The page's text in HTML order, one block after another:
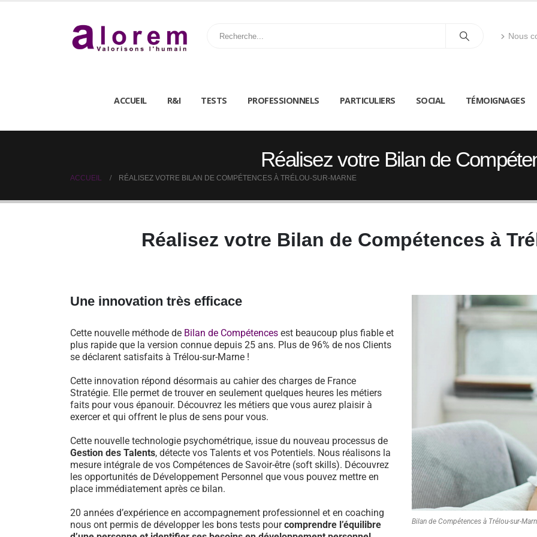
Nous
ACCUEIL R&I TESTS PROFESSIONNELS PARTICULIERS SOCIAL TÉMOIGNAGES
Réalisez votre Bilan de
ACCUEIL RÉALISEZ VOTRE BILAN DE COMPÉTENCES À TRÉLOU-SUR-MARNE
Réalisez votre Bilan de Compétences à
Une innovation très efficace
Cette nouvelle méthode de Bilan de Compétences est beaucoup plus fiable et
plus rapide que la version connue depuis 25 ans. Plus de 96% de nos Clients
se déclarent satisfaits à Trélou-sur-Marne !
Cette innovation répond désormais au cahier des charges de France
Stratégie. Elle permet de trouver en seulement quelques heures les métiers
faits pour vous épanouir. Découvrez les métiers que vous aurez plaisir à
exercer et qui offrent le plus de sens pour vous.
Cette nouvelle technologie psychométrique, issue du nouveau processus de
Gestion des Talents, détecte vos Talents et vos Potentiels. Nous réalisons la
mesure intégrale de vos Compétences de Savoir-être (soft skills). Découvrez
les opportunités de Développement Personnel que vous pouvez mettre en
place immédiatement après ce bilan.
20 années d’expérience en accompagnement professionnel et en coaching
nous ont permis de développer les bons tests pourcomprendre l’équilibre
Bilan de Compétences à Trélou-sur-